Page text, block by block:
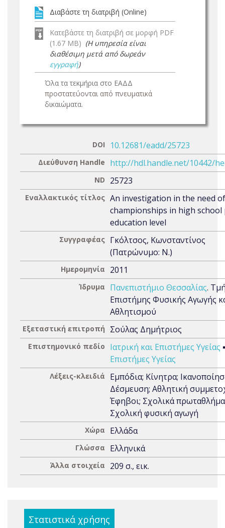
Διαβάστε τη διατριβή (Online)
Κατεβάστε τη διατριβή σε μορφή PDF
(1.67 MB) (Η υπηρεσία είναι
διαθέσιμη μετά από δωρεάν
εγγραφή)
Όλα τα τεκμήρια στο ΕΑΔΔ
προστατεύονται από πνευματικά
δικαιώματα.
DOI 10.12681/eadd/25723
Διεύθυνση Handle http://hdl.handle.net/10442/
ND 25723
Εναλλακτικός τίτλος An investigation in the need
championships in high school
education level
Συγγραφέας Γκόλτσος, Κωνσταντίνος
(Πατρώνυμο: Ν.)
Ημερομηνία 2011
Ίδρυμα Πανεπιστήμιο Θεσσαλίας.
Επιστήμης Φυσικής Αγωγής
Αθλητισμού
Εξεταστική επιτροπή Σούλας Δημήτριος
Επιστημονικό πεδίο Ιατρική και Επιστήμες Υγείας
Επιστήμες Υγείας
Λέξεις-κλειδιά
Εμπόδια; Κίνητρα;
Δέσμευση; Αθλητική
Έφηβοι; Σχολικά
Σχολική φυσική αγωγή
Χώρα Ελλάδα
Γλώσσα Ελληνικά
Άλλα στοιχεία 209 σ., εικ.
Στατιστικά χρήσης